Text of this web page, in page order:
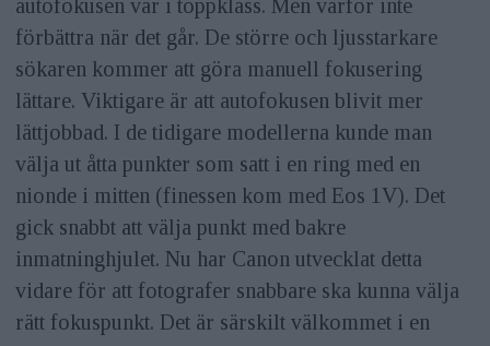
autofokusen var i toppklass. Men varför inte
förbättra när det går. De större och ljusstarkare
sökaren kommer att göra manuell fokusering
lättare. Viktigare är att autofokusen blivit mer
lättjobbad. I de tidigare modellerna kunde man
välja ut åtta punkter som satt i en ring med en
nionde i mitten (finessen kom med Eos 1V). Det
gick snabbt att välja punkt med bakre
inmatninghjulet. Nu har Canon utvecklat detta
vidare för att fotografer snabbare ska kunna välja
rätt fokuspunkt. Det är särskilt välkommet i en